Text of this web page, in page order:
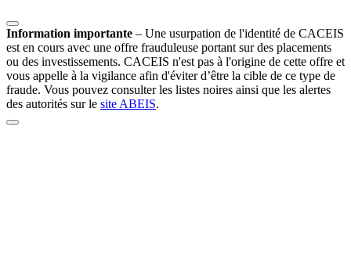
Information importante – Une usurpation de l'identité de CACEIS
est en cours avec une offre frauduleuse portant sur des placements
ou des investissements. CACEIS n'est pas à l'origine de cette offre et
vous appelle à la vigilance afin d'éviter d’être la cible de ce type de
fraude. Vous pouvez consulter les listes noires ainsi que les alertes
des autorités sur le site ABEIS.